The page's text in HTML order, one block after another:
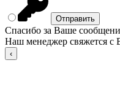
Спасибо за Ваше
Наш менеджер свяжется с